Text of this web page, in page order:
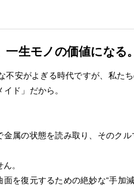
生モノの価値になる
安がよぎる時代ですが、私た
ド」だから。
属の状態を読み取り、そのク
。
を復元するための絶妙な“手加